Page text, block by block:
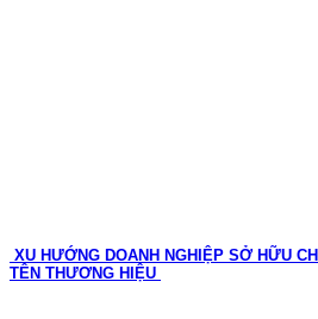
XU HƯỚNG DOANH NGHIỆP SỞ HỮU
TÊN THƯƠNG HIỆU